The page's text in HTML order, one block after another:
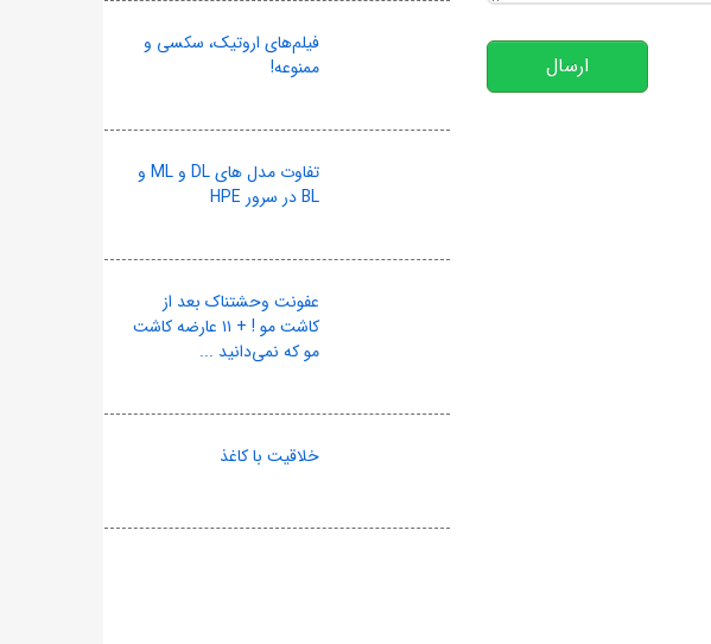
ارسال
فیلم‌های اروتیک، سکسی و
ممنوعه!
تفاوت مدل های DL و ML و
BL در سرور HPE
عفونت وحشتناک بعد از
کاشت مو ! + ۱۱ عارضه کاشت
مو که نمی‌دانید ...
خلاقیت با کاغذ